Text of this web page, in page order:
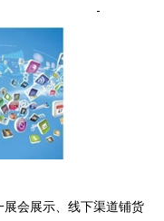
会展示、线下渠道铺货